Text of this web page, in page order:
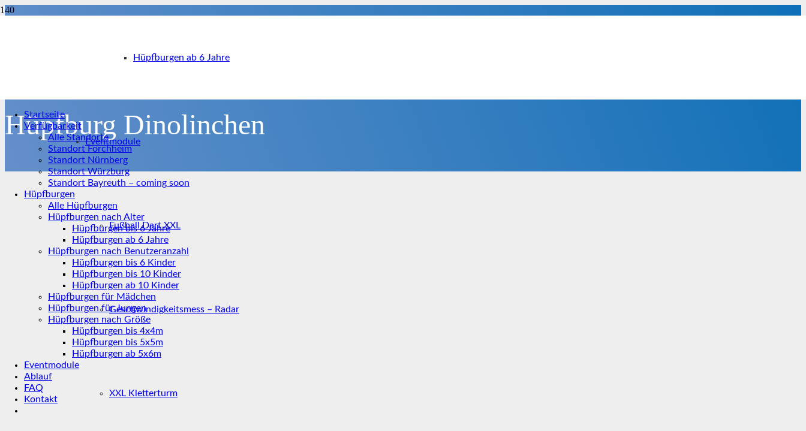
Hüpfburgen ab 6 Jahre
Eventmodule
Fußball Dart XXL
Geschwindigkeitsmess – Radar
XXL Kletterturm
Startseite
Verfügbarkeit
Alle Standorte
Standort Forchheim
Standort Nürnberg
Standort Würzburg
Standort Bayreuth – coming soon
Hüpfburgen
Alle Hüpfburgen
Hüpfburgen nach Alter
Hüpfburgen bis 6 Jahre
Hüpfburgen ab 6 Jahre
Hüpfburgen nach Benutzeranzahl
Hüpfburgen bis 6 Kinder
Hüpfburgen bis 10 Kinder
Hüpfburgen ab 10 Kinder
Hüpfburgen für Mädchen
Hüpfburgen für Jungen
Hüpfburgen nach Größe
Hüpfburgen bis 4x4m
Hüpfburgen bis 5x5m
Hüpfburgen ab 5x6m
Eventmodule
Ablauf
FAQ
Kontakt
Hüpfburg Dinolinchen